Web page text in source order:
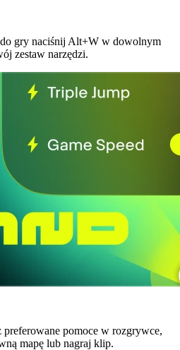
gry naciśnij Alt+W w dowolnym
zestaw narzędzi.
preferowane pomoce w rozgrywce,
mapę lub nagraj klip.